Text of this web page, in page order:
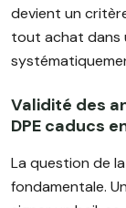
devient un
tout achat dans
Validité des
DPE caducs
La question de la
fondamentale.